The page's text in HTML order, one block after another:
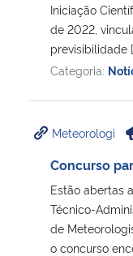
Iniciação
de 2022,
previsibilidade
Categoria:
Meteorologi
Concurso
Estão abertas
Técnico-
de
o concurso